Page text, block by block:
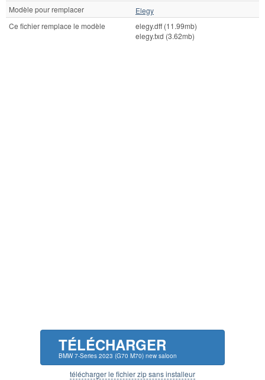
Modèle pour remplacer
Elegy
Ce fichier remplace le modèle
elegy.dff (11.99mb)
elegy.txd (3.62mb)
TÉLÉCHARGER
BMW 7-Series 2023 (G70 M70) new saloon
télécharger le fichier zip sans installeur